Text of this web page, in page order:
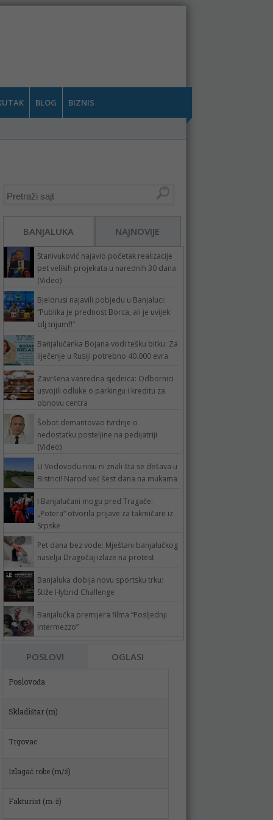
BLOG BIZNIS
BANJALUKA NAJNOVIJE
Stanivuković najavio početak realizacije
pet velikih projekata u narednih 30 dana
(Video)
Bjelorusi najavili pobjedu u Banjaluci:
“Publika je prednost Borca, ali je uvijek
cilj trijumf!”
Banjalučanka Bojana vodi tešku bitku: Za
liječenje u Rusiji potrebno 40.000 evra
Završena vanredna sjednica: Odbornici
usvojili odluke o parkingu i kreditu za
obnovu centra
Šobot demantovao tvrdnje o
nedostatku posteljine na pedijatriji
(Video)
U Vodovodu nisu ni znali šta se dešava u
Bistrici! Narod već šest dana na mukama
I Banjalučani mogu pred Tragače:
„Potera“ otvorila prijave za takmičare iz
Srpske
Pet dana bez vode: Mještani banjalučkog
naselja Dragočaj izlaze na protest
Banjaluka dobija novu sportsku trku:
Stiže Hybrid Challenge
Banjalučka premijera filma “Posljednji
intermezzo”
POSLOVI OGLASI
Poslovođa
Skladištar (m)
Trgovac
Izlagač robe (m/ž)
Fakturist (m-ž)
VOZAČ MIKSERA (m/ž)